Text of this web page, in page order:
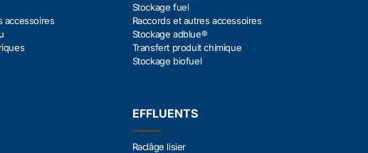
accessoires
Stockage fuel
Raccords et autres accessoires
Stockage adblue®
Transfert produit chimique
Stockage biofuel
EFFLUENTS
Raclâge lisier